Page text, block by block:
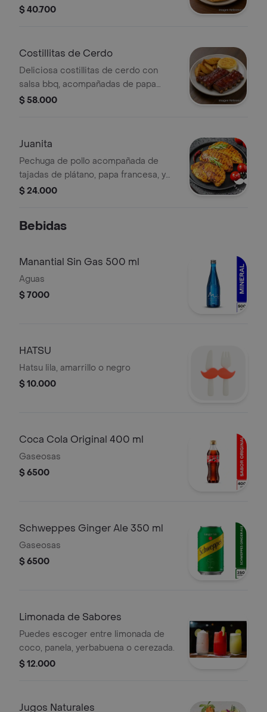
papa casquito, plátano bocadillo y
$ 40.700
Costillitas de Cerdo
Deliciosa costillitas de cerdo con
salsa bbq, acompañadas de papa
casquito y arepita rellena de queso.
$ 58.000
Juanita
Pechuga de pollo acompañada de
tajadas de plátano, papa francesa, y
bebida.
$ 24.000
Bebidas
Manantial Sin Gas 500 ml
Aguas
$ 7000
HATSU
Hatsu lila, amarrillo o negro
$ 10.000
Coca Cola Original 400 ml
Gaseosas
$ 6500
Schweppes Ginger Ale 350 ml
Gaseosas
$ 6500
Limonada de Sabores
Puedes escoger entre limonada de
coco, panela, yerbabuena o cerezada.
$ 12.000
Jugos Naturales